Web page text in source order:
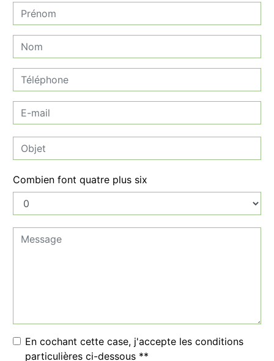
Combien font quatre plus six
En cochant cette case, j'accepte les conditions
particulières ci-dessous **